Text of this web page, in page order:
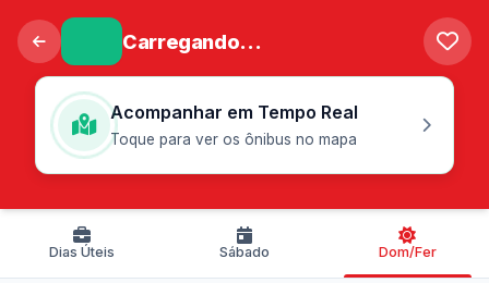
Carregando...
Acompanhar em Tempo Real
Toque para ver os ônibus no mapa
Dias Úteis Sábado Dom/Fer